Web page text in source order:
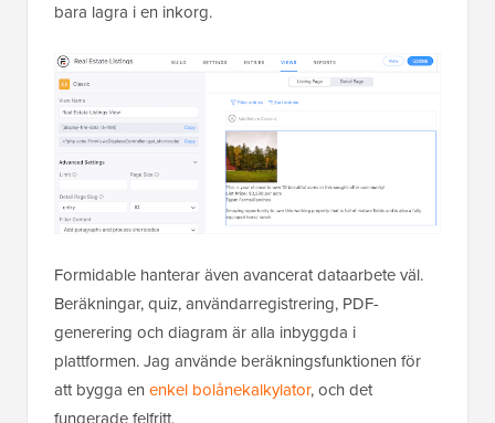
bara lagra i en inkorg.
Formidable hanterar även avancerat dataarbete väl.
Beräkningar, quiz, användarregistrering, PDF-
generering och diagram är alla inbyggda i
plattformen. Jag använde beräkningsfunktionen för
att bygga en enkel bolånekalkylator, och det